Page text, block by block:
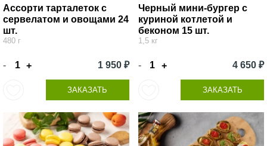
Ассорти тарталеток с
сервелатом и овощами 24
шт.
480 г
- + 1 950 ₽
ЗАКАЗАТЬ
Черный мини-бургер с
куриной котлетой и
беконом 15 шт.
1,5 кг
- + 4 650 ₽
ЗАКАЗАТЬ